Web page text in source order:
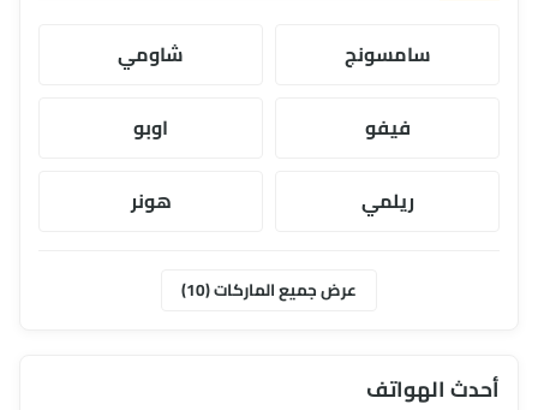
سامسونج شاومي
فيفو اوبو
ريلمي
هونر
عرض جميع الماركات (10)
أحدث الهواتف